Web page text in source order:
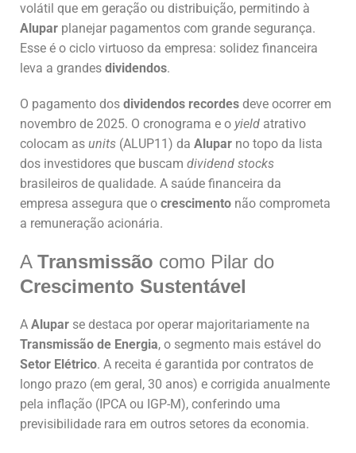
volátil que em geração ou distribuição, permitindo à
Alupar planejar pagamentos com grande segurança.
Esse é o ciclo virtuoso da empresa: solidez financeira
leva a grandes dividendos.
O pagamento dos dividendos recordes deve ocorrer em
novembro de 2025. O cronograma e o yield atrativo
colocam as units (ALUP11) da Alupar no topo da lista
dos investidores que buscam dividend stocks
brasileiros de qualidade. A saúde financeira da
empresa assegura que o crescimento não comprometa
a remuneração acionária.
A Transmissão como Pilar do
Crescimento Sustentável
A Alupar se destaca por operar majoritariamente na
Transmissão de Energia, o segmento mais estável do
Setor Elétrico. A receita é garantida por contratos de
longo prazo (em geral, 30 anos) e corrigida anualmente
pela inflação (IPCA ou IGP-M), conferindo uma
previsibilidade rara em outros setores da economia.